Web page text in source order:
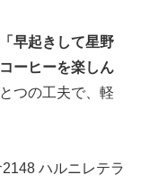
「早起きして星野
ーヒーを楽しん
つの工夫で、軽
ハルニレテラ